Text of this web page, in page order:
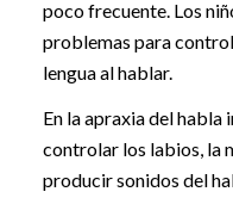
poco frecuente. Los
problemas para
lengua al hablar.
En la apraxia del
controlar los labios, la
producir sonidos del